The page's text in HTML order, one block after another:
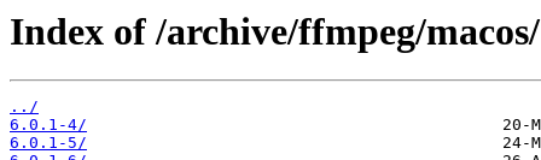
Index of /archive/ffmpeg/macos/
../
6.0.1-4/
6.0.1-5/